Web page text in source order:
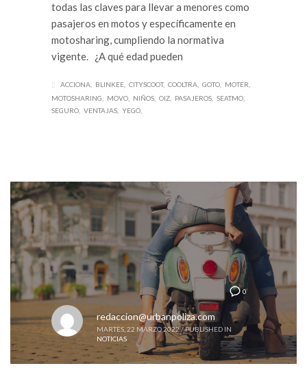
todas las claves para llevar a menores como
pasajeros en motos y específicamente en
motosharing, cumpliendo la normativa
vigente. ¿A qué edad pueden
ACCIONA BLINKEE CITYSCOOT COOLTRA GOTO
MOTER
MOTOSHARING
MOVO NIÑOS OIZ PASAJEROS SEATMO
SEGURO VENTAJAS YEGO
0
redaccion@urbanpoliza.com
MARTES, 22 MARZO 2022/PUBLISHED IN
NOTICIAS